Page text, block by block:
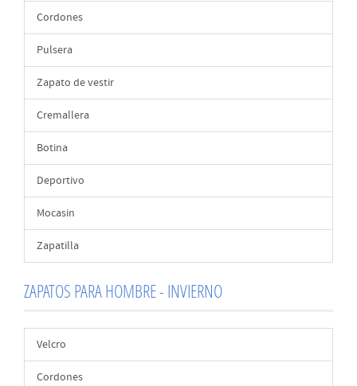
Cordones
Pulsera
Zapato de vestir
Cremallera
Botina
Deportivo
Mocasin
Zapatilla
ZAPATOS PARA HOMBRE - INVIERNO
Velcro
Cordones